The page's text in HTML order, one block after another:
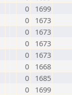
0
1699
0
1673
0
1673
0
1673
0
1673
0
1668
0
1685
0
1699